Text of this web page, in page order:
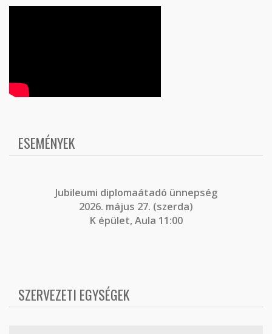
ESEMÉNYEK
Jubileumi diplomaátadó ünnepség
2026. május 27. (szerda)
K épület, Aula 11:00
SZERVEZETI EGYSÉGEK